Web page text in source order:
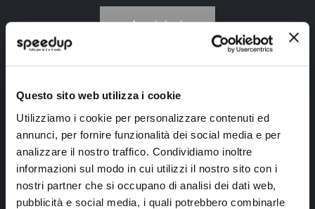
Questo sito web utilizza i cookie
Utilizziamo i cookie per personalizzare contenuti ed
annunci, per fornire funzionalità dei social media e per
analizzare il nostro traffico. Condividiamo inoltre
informazioni sul modo in cui utilizzi il nostro sito con i
nostri partner che si occupano di analisi dei dati web,
pubblicità e social media, i quali potrebbero combinarle
Iscrivimi
Segui SPEEDUP.IT